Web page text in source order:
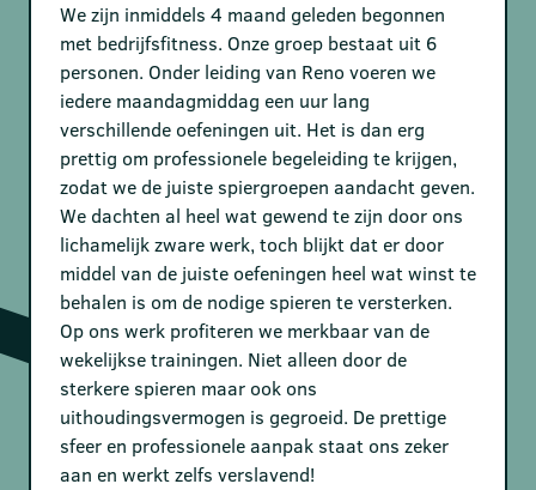
We zijn inmiddels 4 maand geleden begonnen
met bedrijfsfitness. Onze groep bestaat uit 6
personen. Onder leiding van Reno voeren we
iedere maandagmiddag een uur lang
verschillende oefeningen uit. Het is dan erg
prettig om professionele begeleiding te krijgen,
zodat we de juiste spiergroepen aandacht geven.
We dachten al heel wat gewend te zijn door ons
lichamelijk zware werk, toch blijkt dat er door
middel van de juiste oefeningen heel wat winst te
behalen is om de nodige spieren te versterken.
Op ons werk profiteren we merkbaar van de
wekelijkse trainingen. Niet alleen door de
sterkere spieren maar ook ons
uithoudingsvermogen is gegroeid. De prettige
sfeer en professionele aanpak staat ons zeker
aan en werkt zelfs verslavend!